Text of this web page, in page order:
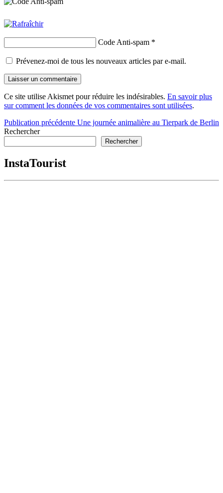
Code Anti-spam *
Prévenez-moi de tous les nouveaux articles par e-mail.
Ce site utilise Akismet pour réduire les indésirables. En savoir plus
sur comment les données de vos commentaires sont utilisées.
Navigation
de
Publication précédente Une journée animalière au Tierpark de Berlin
Rechercher
Rechercher
InstaTourist